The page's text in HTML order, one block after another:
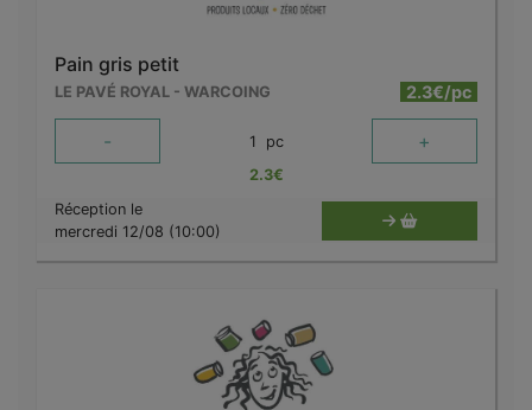
Pain gris petit
LE PAVÉ ROYAL - WARCOING 2.3€/pc
- 1 pc +
2.3€
Réception le
mercredi 12/08 (10:00)